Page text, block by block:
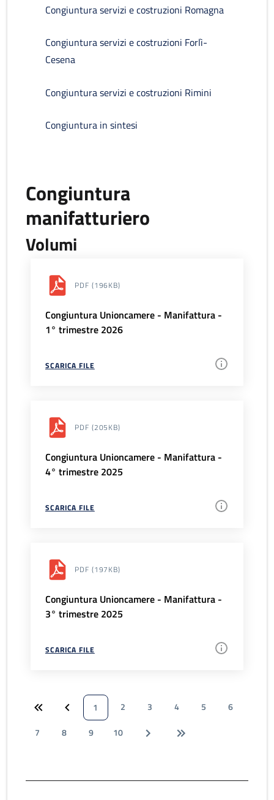
Congiuntura servizi e costruzioni Romagna
Congiuntura servizi e costruzioni Forlì-
Cesena
Congiuntura servizi e costruzioni Rimini
Congiuntura in sintesi
Congiuntura
manifatturiero
Volumi
PDF (196KB)
Congiuntura Unioncamere - Manifattura -
1° trimestre 2026
SCARICA FILE
PDF (205KB)
Congiuntura Unioncamere - Manifattura -
4° trimestre 2025
SCARICA FILE
PDF (197KB)
Congiuntura Unioncamere - Manifattura -
3° trimestre 2025
SCARICA FILE
1 2 3 4 5
6
7
8 9 10